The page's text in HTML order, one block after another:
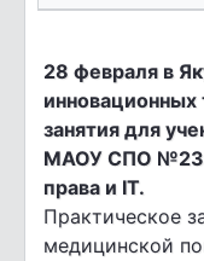
28 февраля в
инновационных
занятия для
МАОУ СПО №23
права и IT.
Практическое
медицинской